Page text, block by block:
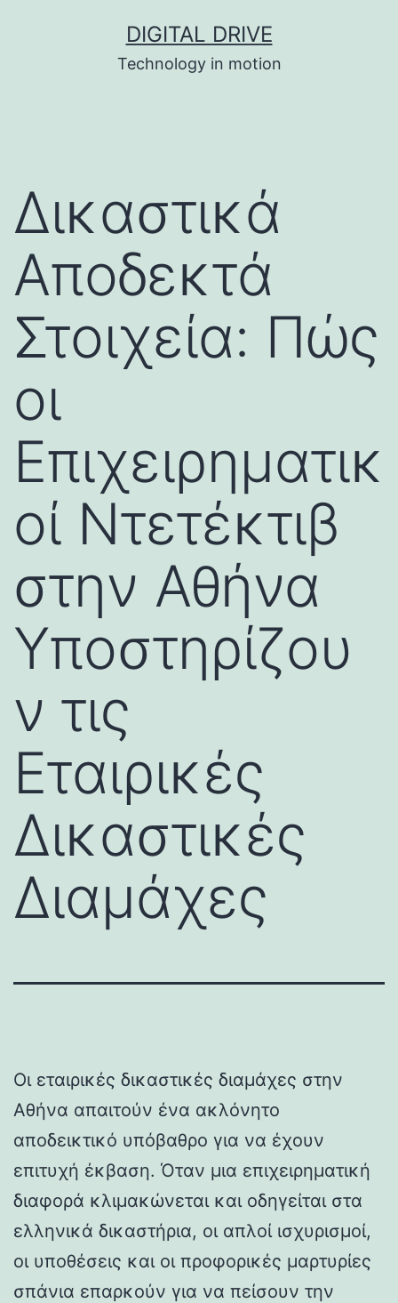
DIGITAL DRIVE
Technology in motion
Δικαστικά
Αποδεκτά
Στοιχεία: Πώς
οι
Επιχειρηματικ
οί Ντετέκτιβ
στην Αθήνα
Υποστηρίζου
ν τις
Εταιρικές
Δικαστικές
Διαμάχες
Οι εταιρικές δικαστικές διαμάχες στην
Αθήνα απαιτούν ένα ακλόνητο
αποδεικτικό υπόβαθρο για να έχουν
επιτυχή έκβαση. Όταν μια επιχειρηματική
διαφορά κλιμακώνεται και οδηγείται στα
ελληνικά δικαστήρια, οι απλοί ισχυρισμοί,
οι υποθέσεις και οι προφορικές μαρτυρίες
σπάνια επαρκούν για να πείσουν την